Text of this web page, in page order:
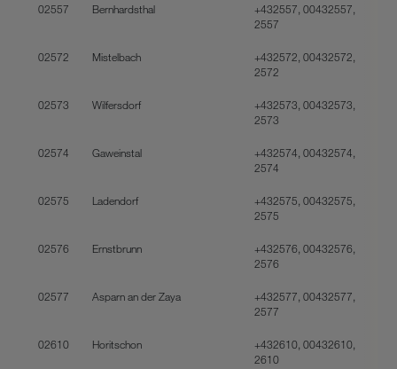
02557 Bernhardsthal
+432557, 00432557,
2557
02572 Mistelbach
+432572, 00432572,
2572
02573 Wilfersdorf
+432573, 00432573,
2573
02574 Gaweinstal
+432574, 00432574,
2574
02575 Ladendorf
+432575, 00432575,
2575
02576 Ernstbrunn
+432576, 00432576,
2576
02577 Asparn an der Zaya
+432577, 00432577,
2577
02610 Horitschon
+432610, 00432610,
2610